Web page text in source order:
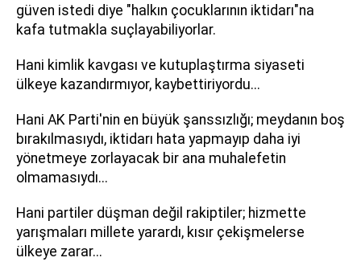
güven istedi diye "halkın çocuklarının iktidarı"na
kafa tutmakla suçlayabiliyorlar.
Hani kimlik kavgası ve kutuplaştırma siyaseti
ülkeye kazandırmıyor, kaybettiriyordu...
Hani AK Parti'nin en büyük şanssızlığı; meydanın boş
bırakılmasıydı, iktidarı hata yapmayıp daha iyi
yönetmeye zorlayacak bir ana muhalefetin
olmamasıydı...
Hani partiler düşman değil rakiptiler; hizmette
yarışmaları millete yarardı, kısır çekişmelerse
ülkeye zarar...